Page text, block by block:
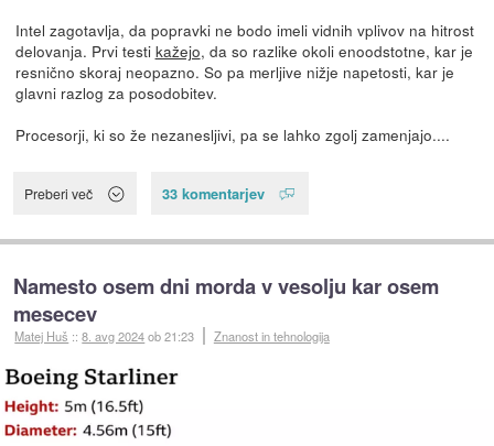
Intel zagotavlja, da popravki ne bodo imeli vidnih vplivov na hitrost
delovanja. Prvi testi kažejo, da so razlike okoli enoodstotne, kar je
resnično skoraj neopazno. So pa merljive nižje napetosti, kar je
glavni razlog za posodobitev.
Procesorji, ki so že nezanesljivi, pa se lahko zgolj zamenjajo....
Preberi več 33 komentarjev
Namesto osem dni morda v vesolju kar osem
mesecev
Matej Huš ::8. avg 2024ob 21:23 Znanost in tehnologija